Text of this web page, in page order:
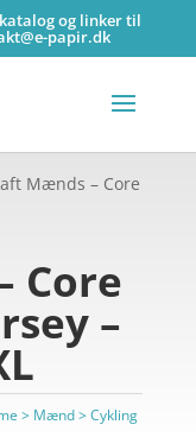
og linker til
papir.dk
Mænds – Core
Core
–
> Mænd > Cykling